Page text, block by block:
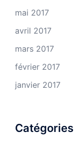
mai 2017
avril 2017
mars 2017
février 2017
janvier 2017
Catégories